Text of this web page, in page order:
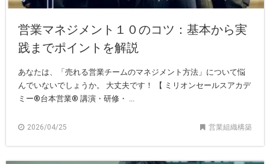
営業マネジメント１０のコツ：基本から実
践までポイントを解説
あなたは、「売れる営業チームのマネジメント方法」について悩
んでいないでしょうか。 大丈夫です！ 【 ミリオンセールスアカデ
ミー®︎台本営業®︎ 講演・研修・ ...
2026/04/25 営業組織構築